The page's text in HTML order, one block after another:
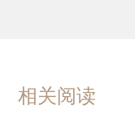
相关阅读